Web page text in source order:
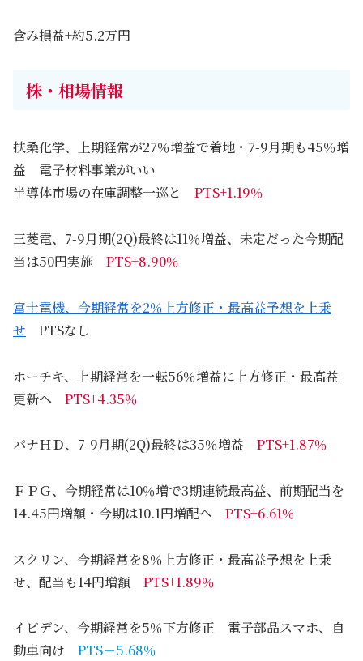
含み損益+約5.2万円
株・相場情報
扶桑化学、上期経常が27％増益で着地・7-9月期も45％増
益 電子材料事業がいい
半導体市場の在庫調整一巡と PTS+1.19％
三菱電、7-9月期(2Q)最終は11％増益、未定だった今期配
当は50円実施 PTS+8.90％
富士電機、今期経常を2％上方修正・最高益予想を上乗
せ PTSなし
ホーチキ、上期経常を一転56％増益に上方修正・最高益
更新へ PTS+4.35％
パナＨＤ、7-9月期(2Q)最終は35％増益 PTS+1.87％
ＦＰＧ、今期経常は10％増で3期連続最高益、前期配当を
14.45円増額・今期は10.1円増配へ PTS+6.61％
スクリン、今期経常を8％上方修正・最高益予想を上乗
せ、配当も14円増額 PTS+1.89％
イビデン、今期経常を5％下方修正 電子部品スマホ、自
動車向け PTS－5.68％